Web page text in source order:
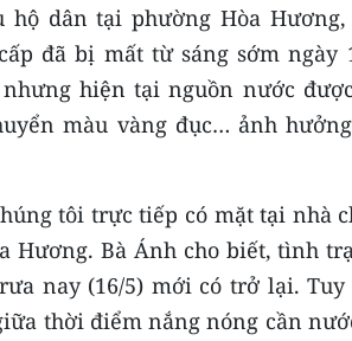
hộ dân tại phường Hòa
đã bị mất từ sáng sớm ngày
hiện tại nguồn nước
màu vàng đục… ảnh
tôi trực tiếp có mặt tại nhà
Hương. Bà Ánh cho biết, tình
nay (16/5) mới có trở lại.
thời điểm nắng nóng cần